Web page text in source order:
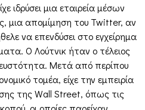
ιδρύσει μια εταιρεία μέσων
μια απομίμηση του Twitter, αν
να επενδύσει στο εγχείρημα
Ο Λούτνικ ήταν ο τέλειος
Μετά από περίπου
τομέα, είχε την εμπειρία
της Wall Street, όπως τις